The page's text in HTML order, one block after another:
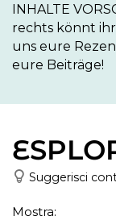
INHALTE
rechts könnt
uns eure
eure Beiträge!
Suggerisci
Mostra: